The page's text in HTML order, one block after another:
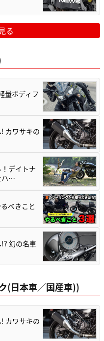
る
量ボディフ
カワサキの
デイトナ
ハ…
べきこと
幻の名車
(日本車／国産車))
カワサキの